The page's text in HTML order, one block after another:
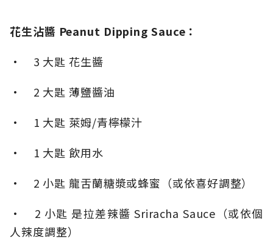
花生沾醬 Peanut Dipping Sauce：
• 3 大匙 花生醬
• 2 大匙 薄鹽醬油
• 1 大匙 萊姆/青檸檬汁
• 1 大匙 飲用水
• 2 小匙 龍舌蘭糖漿或蜂蜜（或依喜好調整）
• 2 小匙 是拉差辣醬 Sriracha Sauce（或依個
人辣度調整）